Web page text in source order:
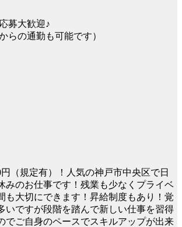
募大歓迎♪
らの通勤も可能です）
円（規定有）！人気の神戸市中央区で日
みのお仕事です！残業も少なくプライベ
も大切にできます！昇給制度もあり！覚
いですが段階を踏んで新しい仕事を習得
でご自身のペースでスキルアップが出来